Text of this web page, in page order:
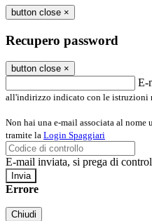
button close ×
Recupero password
button close ×
E-
all'indirizzo indicato con le istruzioni
Non hai una e-mail associata al nome
tramite la Login Spaggiari
E-mail inviata, si prega di
Errore
Chiudi